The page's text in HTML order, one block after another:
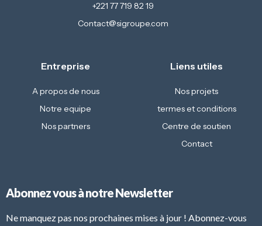
+221 77 719 82 19
Contact@sigroupe.com
Entreprise
A propos de nous
Notre equipe
Nos partners
Liens utiles
Nos projets
termes et conditions
Centre de soutien
Contact
Abonnez vous à notre Newsletter
Ne manquez pas nos prochaines mises à jour ! Abonnez-vous